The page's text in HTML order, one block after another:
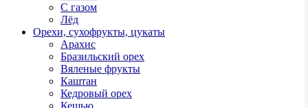
С газом
Лёд
Орехи, сухофрукты, цукаты
Арахис
Бразильский орех
Вяленые фрукты
Каштан
Кедровый орех